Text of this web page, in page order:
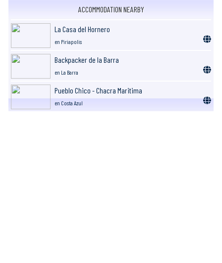
ACCOMMODATION NEARBY
La Casa del Hornero
en Piriapolis
Backpacker de la Barra
en La Barra
Pueblo Chico - Chacra Maritima
en Costa Azul